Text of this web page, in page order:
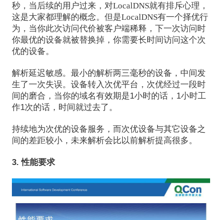
秒，当后续的用户过来，对LocalDNS就有排斥心理，
这是大家都理解的概念。但是LocalDNS有一个择优行
为，当你此次访问代价被客户端稀释，下一次访问时
你最优的设备就被替换掉，你需要长时间访问这个次
优的设备。
解析延迟敏感。最小的解析两三毫秒的设备，中间发
生了一次失误。设备转入次优平台，次优经过一段时
间的磨合，当你的域名有效期是1小时的话，1小时工
作1次的话，时间就过去了。
持续地为次优的设备服务，而次优设备与其它设备之
间的差距较小，未来解析会比以前解析提高很多。
3. 性能要求